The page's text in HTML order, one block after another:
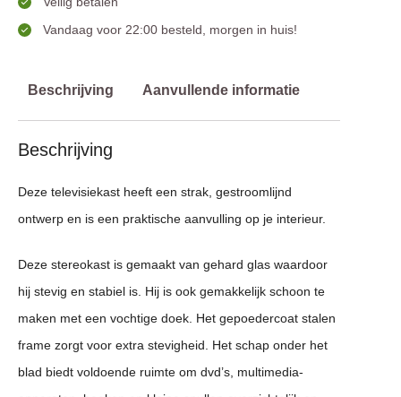
Vandaag voor 22:00 besteld, morgen in huis!
Beschrijving Aanvullende informatie
Beschrijving
Deze televisiekast heeft een strak, gestroomlijnd
ontwerp en is een praktische aanvulling op je interieur.
Deze stereokast is gemaakt van gehard glas waardoor
hij stevig en stabiel is. Hij is ook gemakkelijk schoon te
maken met een vochtige doek. Het gepoedercoat stalen
frame zorgt voor extra stevigheid. Het schap onder het
blad biedt voldoende ruimte om dvd’s, multimedia-